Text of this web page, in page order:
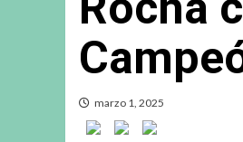
marzo 1, 2025